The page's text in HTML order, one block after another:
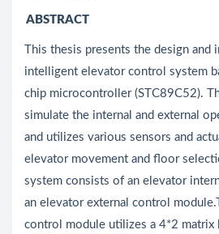
A BSTRACT
This thesis presents the design
intelligent elevator control system
chip microcontroller (STC89C52).
simulate the internal and external
and utilizes various sensors and
elevator movement and floor
system consists of an elevator
an elevator external control
control module utilizes a 4*2 matrix